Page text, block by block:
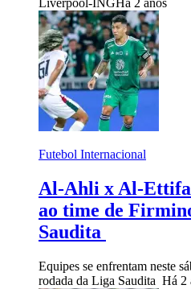
Futebol Internacional
Al-Ahli x Al-
ao time de
Saudita
Equipes se enfrentam neste
rodada da Liga Saudita Há 2